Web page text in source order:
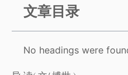
文章目录
No headings were